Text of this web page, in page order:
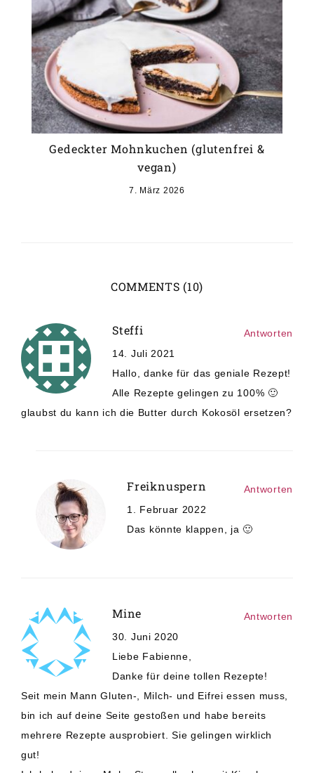
Gedeckter Mohnkuchen (glutenfrei &
vegan)
7. März 2026
COMMENTS (10)
Steffi
14. Juli 2021
Hallo, danke für das geniale Rezept!
Alle Rezepte gelingen zu 100% 🙂
glaubst du kann ich die Butter durch Kokosöl ersetzen?
Antworten
Freiknuspern
1. Februar 2022
Das könnte klappen, ja 🙂
Antworten
Mine
30. Juni 2020
Liebe Fabienne,
Danke für deine tollen Rezepte!
Seit mein Mann Gluten-, Milch- und Eifrei essen muss,
bin ich auf deine Seite gestoßen und habe bereits
mehrere Rezepte ausprobiert. Sie gelingen wirklich
gut!
Antworten